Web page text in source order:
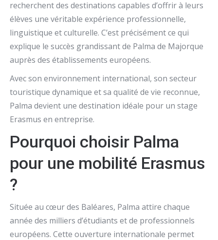
recherchent des destinations capables d’offrir à leurs
élèves une véritable expérience professionnelle,
linguistique et culturelle. C’est précisément ce qui
explique le succès grandissant de Palma de Majorque
auprès des établissements européens.
Avec son environnement international, son secteur
touristique dynamique et sa qualité de vie reconnue,
Palma devient une destination idéale pour un stage
Erasmus en entreprise.
Pourquoi choisir Palma
pour une mobilité Erasmus
?
Située au cœur des Baléares, Palma attire chaque
année des milliers d’étudiants et de professionnels
européens. Cette ouverture internationale permet